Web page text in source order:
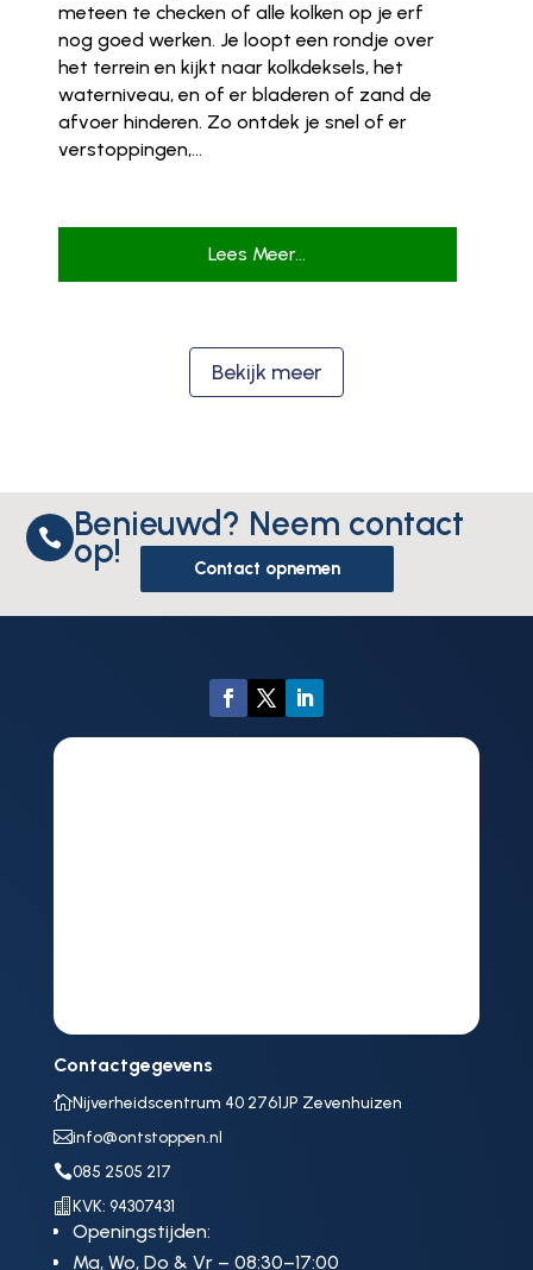
meteen te checken of alle kolken op je erf
nog goed werken. Je loopt een rondje over
het terrein en kijkt naar kolkdeksels, het
waterniveau, en of er bladeren of zand de
afvoer hinderen. Zo ontdek je snel of er
verstoppingen,...
Lees Meer...
Bekijk meer
 Benieuwd? Neem contact
op! Contact opnemen
Contactgegevens
Nijverheidscentrum 40 2761JP Zevenhuizen
info@ontstoppen.nl
085 2505 217
 KVK: 94307431
Openingstijden:
Ma, Wo, Do & Vr – 08:30–17:00